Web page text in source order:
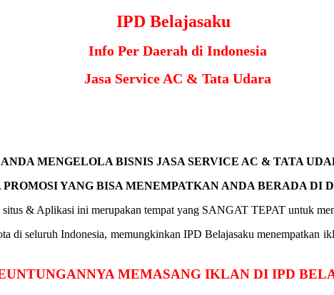
IPD Belajasaku
Info Per Daerah di Indonesia
Jasa Service AC & Tata Udara
ANDA MENGELOLA BISNIS JASA SERVICE AC & TATA
YANG BISA MENEMPATKAN ANDA BERADA DI
situs & Aplikasi ini merupakan tempat yang SANGAT TEPAT untuk
di seluruh Indonesia, memungkinkan IPD Belajasaku menempatkan
MEMASANG IKLAN DI IPD